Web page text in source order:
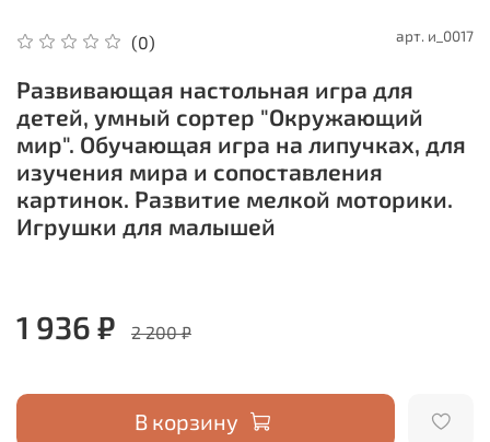
(0) арт. и_0017
Развивающая настольная игра для
детей, умный сортер "Окружающий
мир". Обучающая игра на липучках, для
изучения мира и сопоставления
картинок. Развитие мелкой моторики.
Игрушки для малышей
1 936 ₽ 2 200 ₽
В корзину